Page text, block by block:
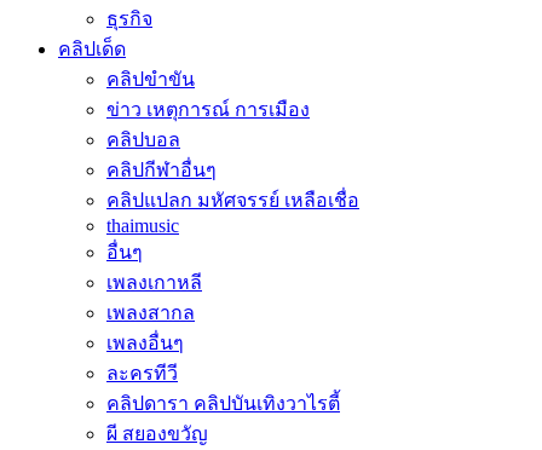
ธุรกิจ
คลิปเด็ด
คลิปขำขัน
ข่าว เหตุการณ์ การเมือง
คลิปบอล
คลิปกีฬาอื่นๆ
คลิปแปลก มหัศจรรย์ เหลือเชื่อ
thaimusic
อื่นๆ
เพลงเกาหลี
เพลงสากล
เพลงอื่นๆ
ละครทีวี
คลิปดารา คลิปบันเทิงวาไรตี้
ผี สยองขวัญ